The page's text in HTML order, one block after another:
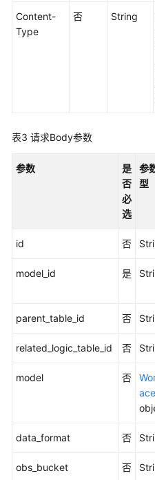
成
数
发
理
据
Content-
Type
否 String
表3 请求Body参数
参数
是
否
必
选
参
型
id 否
model_id 是
parent_table_id 否
related_logic_table_id 否
model 否
data_format 否
obs_bucket 否